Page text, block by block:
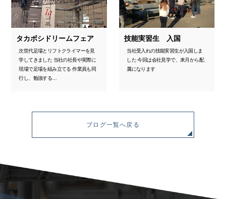
タカボシドリームフェア
次世代足場とリフトクライマーを見
学してきました 当社の社長や実際に
現場で足場を組み立てる 作業員も同
行し、勉強する…
技能実習生 入国
当社受入れの技能実習生が入国しま
した 今回は会社見学で、来月から配
属になります
ブログ一覧へ戻る